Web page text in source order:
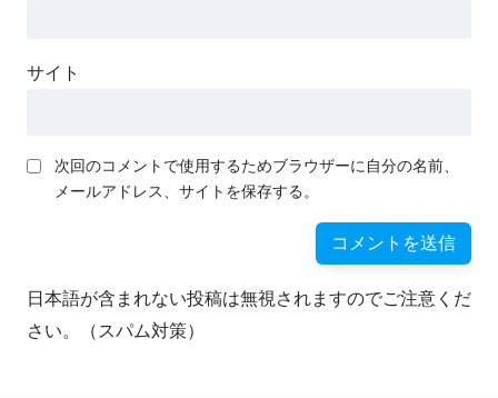
サイト
次回のコメントで使用するためブラウザーに自分の名前、
メールアドレス、サイトを保存する。
日本語が含まれない投稿は無視されますのでご注意くだ
さい。（スパム対策）